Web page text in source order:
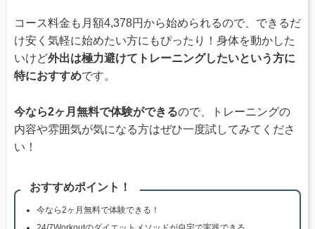
コース料金も月額4,378円から始められるので、できるだ
け安く気軽に始めたい方にもぴったり！身体を動かした
いけど外出は極力避けてトレーニングしたいという方に
特におすすめです。
今なら2ヶ月無料で体験ができるので、トレーニングの
内容や雰囲気が気になる方はぜひ一度試してみてくださ
い！
おすすめポイント！
今なら2ヶ月無料で体験できる！